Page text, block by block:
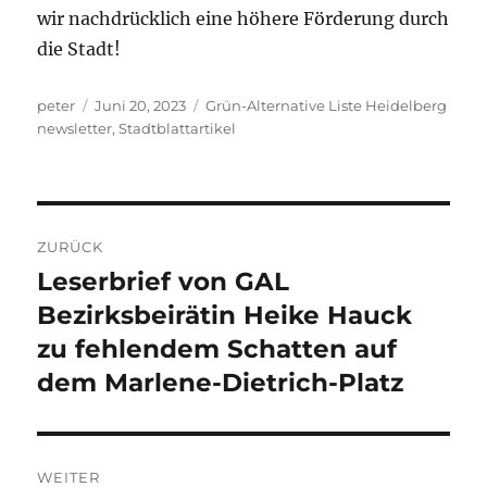
wir nachdrücklich eine höhere Förderung durch
die Stadt!
Autor
peter
Veröffentlicht
am
Juni 20, 2023 Kategorien
Grün-Alternative Liste Heidelberg
newsletter,Stadtblattartikel
ZURÜCK
Vorheriger
Beitrag:
Leserbrief von GAL
Bezirksbeirätin Heike Hauck
zu fehlendem Schatten auf
dem Marlene-Dietrich-Platz
WEITER